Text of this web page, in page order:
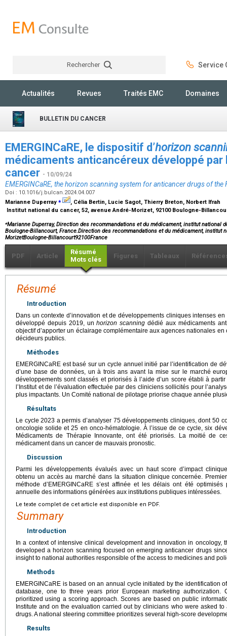
Rechercher Service
Actualités Revues Traités EMC Domaines
BULLETIN DU CANCER
EMERGINCaRE, le dispositif d’horizon
médicaments anticancéreux développé par
cancer - 10/09/24
EMERGINCaRE, the horizon scanning system for anticancer drugs of
Doi : 10.1016/j.bulcan.2024.04.007
Marianne Duperray ⁎
, Célia Bertin, Lucie Sagot, Thierry Breton, Norbert Ifrah
Institut national du cancer, 52, avenue André-Morizet, 92100 Boulogne-
⁎Marianne Duperray, Direction des recommandations et du médicament, institut national
Boulogne-Billancourt, France.Direction des recommandations et du médicament, institut
MorizetBoulogne-Billancourt92100France
PDF Article
Résumé
Mots clés
Figures Tableaux
Résumé
Introduction
Dans un contexte d’innovation et de développements cliniques intenses
développé depuis 2019, unhorizon scanning dédié aux médicaments
objectif d’apporter un éclairage complémentaire aux agences nationales en
décideurs publics.
Méthodes
EMERGINCaRE est basé sur un cycle annuel initié par l’identification de
d’une base de données, un à trois ans avant la mise sur le marché
développements sont classés et priorisés à l’aide d’un score établi à
l’Institut et de l’évaluation effectuée par des cliniciens sollicités pour
plus impactants. Un Comité national de pilotage priorise chaque année
Résultats
Le cycle 2023 a permis d’analyser 75 développements cliniques, dont 50
oncologie solide et 25 en onco-hématologie. À l’issue de ce cycle, six
Médicaments de Thérapie Innovante, ont été priorisés. La moitié de
médicament dans un cancer de mauvais pronostic.
Discussion
Parmi les développements évalués avec un haut score d’impact
obtenu un accès au marché dans la situation clinique concernée.
méthode d’EMERGINCaRE s’est affinée et les délais ont été
annuelle des informations générées aux institutions publiques intéressées.
Le texte complet de cet article est disponible en PDF.
Summary
Introduction
In a context of intensive clinical development and innovation in oncology,
developed a horizon scanning focused on emerging anticancer drugs
insight to national authorities responsible of the access to medicines and
Methods
EMERGINCaRE is based on an annual cycle initiated by the identification
database, one to three years prior European marketing authorization.
prioritized using a scoring approach. Scores are based on public
Institute and on the evaluation carried out by clinicians who were asked
drugs. A national steering committee prioritizes several high-score
Results